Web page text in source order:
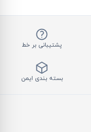
پشتیبانی بر خط
بسته بندی ایمن